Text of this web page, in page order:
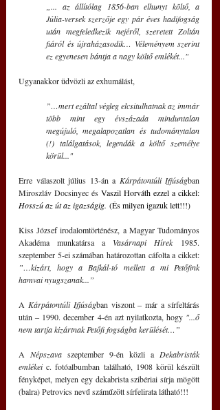
„... az állítólag 1856-ban elhunyt költő, a
Júlia-versek szerzője egy pár éves hadifogság
után megfeledkezik nejéről, szeretett Zoltán
fiáról és újraházasodik… Véleményem szerint
ez egyenesen bántja a nagy költő emlékét..."
Ugyanakkor üdvözli az exhumálást,
”…mert ezáltal végleg elcsitulhatnak az immár
több mint egy évszázada minduntalan
megújuló, megalapozatlan és tudománytalan
(!) találgatások, legendák a költő személye
körül..."
Erre válaszolt július 13-án a Kárpátontúli Ifjúságban
Miroszláv Docsinyec és
Hosszú az út az igazságig. (És milyen igazuk lett!!!)
Kiss József irodalomtörténész, a Magyar Tudományos
Akadéma munkatársa a Vasárnapi Hírek 1985.
”…kizárt, hogy a Bajkál-tó mellett a mi Petőfink
hamvai nyugszanak...”
A Kárpátontúli Ifjúságban viszont ‒ már a sírfeltárás
után ‒ 1990. december 4-én azt nyilatkozta, hogy "...ő
nem tartja kizártnak Petőfi fogságba kerülését…”
A Népszava szeptember 9-én közli a Dekabristák
emlékei c. fotóalbumban található, 1908 körül készült
fényképet, melyen egy dekabrista szibériai sírja mögött
(balra) Petrovics nevű száműzött sírfelirata látható!!!